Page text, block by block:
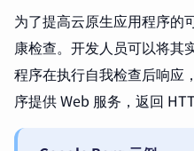
为了提高云原生应用程序的
康检查。开发人员可以将其
程序在执行自我检查后响应
序提供 Web 服务，返回